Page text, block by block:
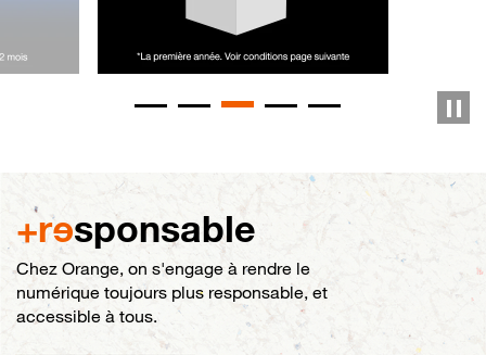
+responsable
Chez Orange, on s'engage à rendre le
numérique toujours plus responsable, et
accessible à tous.